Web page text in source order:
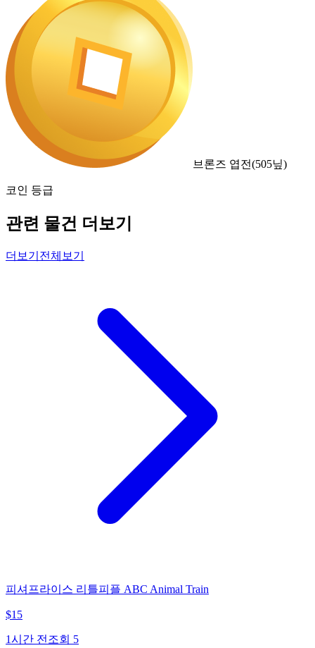
브론즈 엽전(505닢)
코인 등급
관련 물건 더보기
더보기 전체보기
피셔프라이스 리틀피플 ABC Animal Train
$15
1시간 전 조회 5